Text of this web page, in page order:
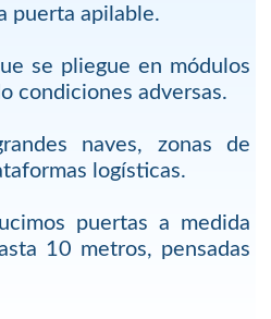
puerta apilable.
se pliegue en módulos
condiciones adversas.
naves, zonas de
logísticas.
puertas a medida
10 metros, pensadas